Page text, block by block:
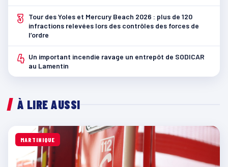
3
Tour des Yoles et Mercury Beach 2026 : plus de 120
infractions relevées lors des contrôles des forces de
l’ordre
4 Un important incendie ravage un entrepôt de SODICAR
au Lamentin
À LIRE AUSSI
MARTINIQUE